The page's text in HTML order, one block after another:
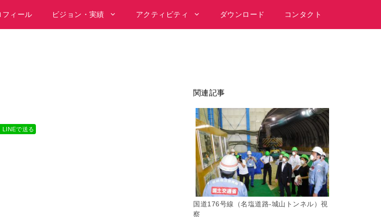
フィール ビジョン・実績 アクティビティ ダウンロード コンタクト
LINEで送る
関連記事
国道176号線（名塩道路-城山トンネル）視
察